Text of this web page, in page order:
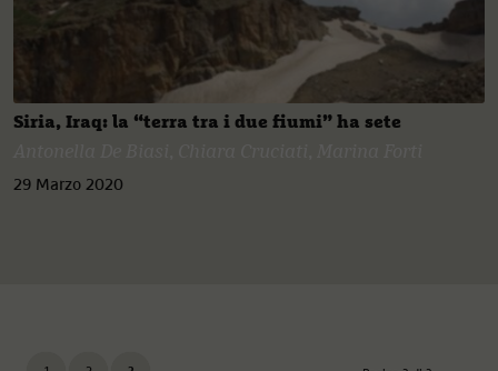
Siria, Iraq: la “terra tra i due fiumi” ha sete
29 Marzo 2020